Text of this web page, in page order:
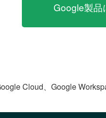
Google製品
Cloud、Google